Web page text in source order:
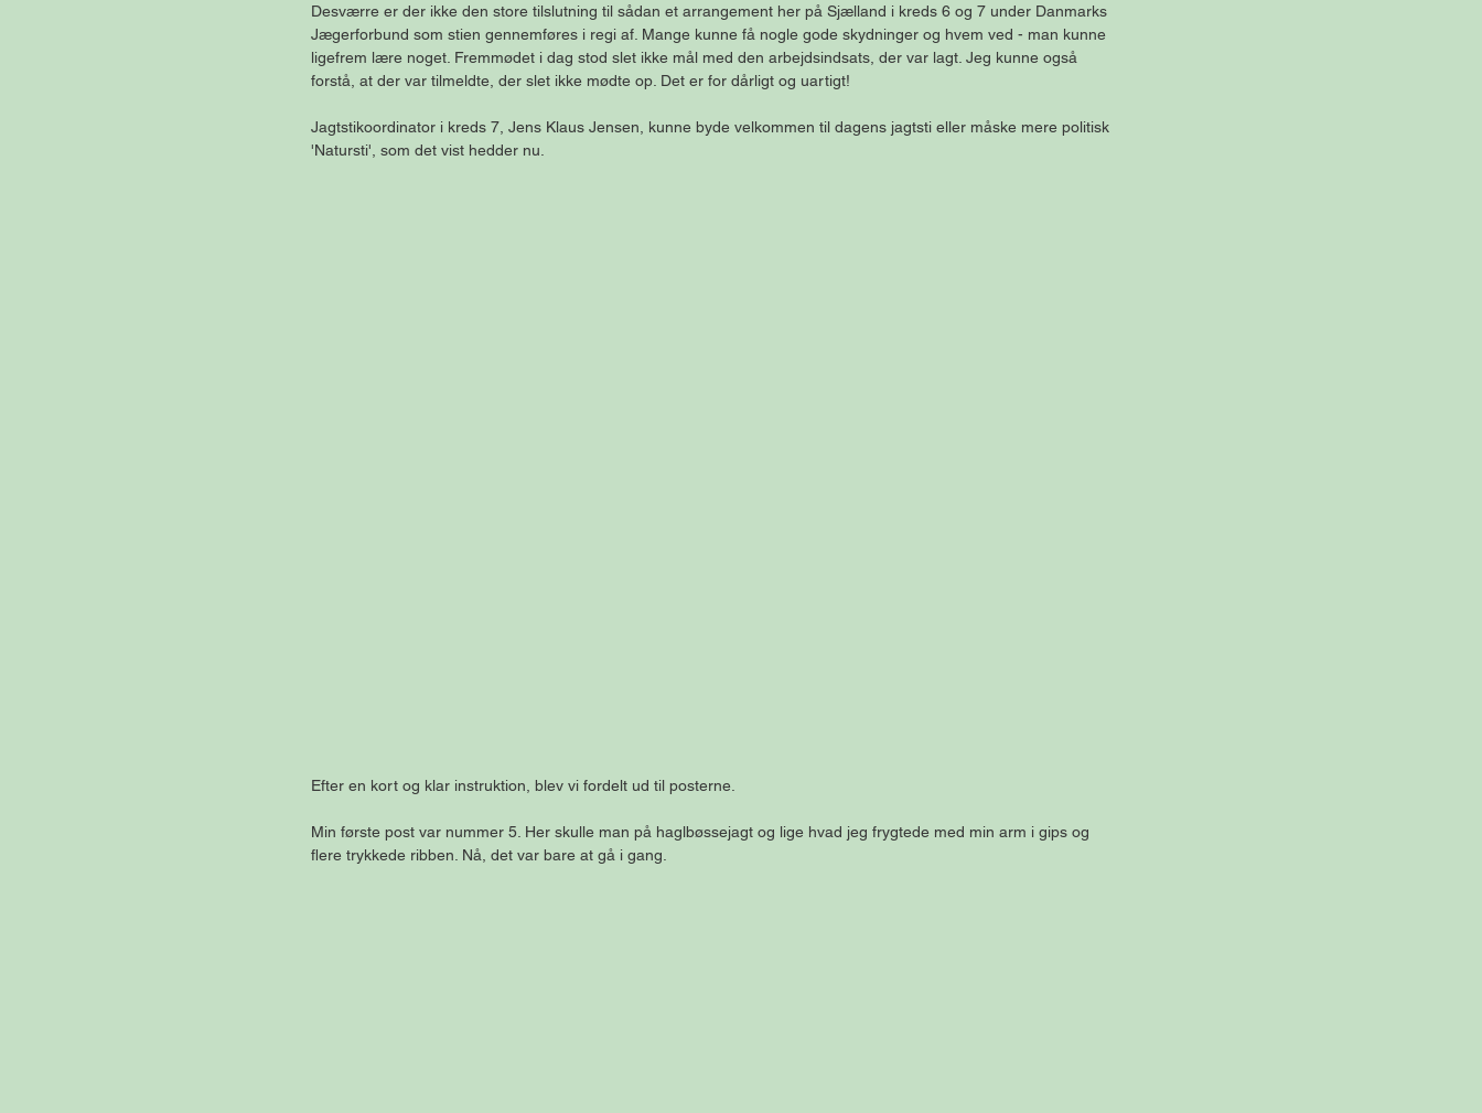
Desværre er der ikke den store tilslutning til sådan et arrangement her på Sjælland i kreds 6 og 7 under Danmarks
Jægerforbund som stien gennemføres i regi af. Mange kunne få nogle gode skydninger og hvem ved - man kunne
ligefrem lære noget. Fremmødet i dag stod slet ikke mål med den arbejdsindsats, der var lagt. Jeg kunne også
forstå, at der var tilmeldte, der slet ikke mødte op. Det er for dårligt og uartigt!
Jagtstikoordinator i kreds 7, Jens Klaus Jensen, kunne byde velkommen til dagens jagtsti eller måske mere politisk
'Natursti', som det vist hedder nu.
Efter en kort og klar instruktion, blev vi fordelt ud til posterne.
Min første post var nummer 5. Her skulle man på haglbøssejagt og lige hvad jeg frygtede med min arm i gips og
flere trykkede ribben. Nå, det var bare at gå i gang.